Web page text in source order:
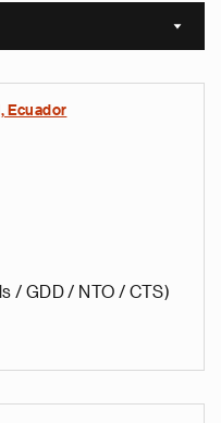
Sort
Ecuador
/ GDD / NTO / CTS)